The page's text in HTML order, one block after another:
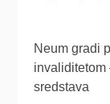
Neum gradi
invaliditetom
sredstava